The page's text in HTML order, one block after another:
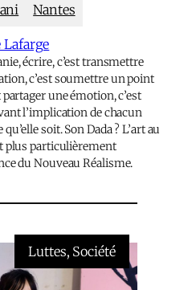
Nantes
Lafarge
écrire, c’est transmettre
c’est soumettre un point
partager une émotion, c’est
l’implication de chacun
soit. Son Dada ? L’art au
plus particulièrement
du Nouveau Réalisme.
Luttes, Société